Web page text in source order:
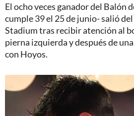
El ocho veces ganador del Balón
cumple 39 el 25 de junio- salió
Stadium tras recibir atención al
pierna izquierda y después de
con Hoyos.